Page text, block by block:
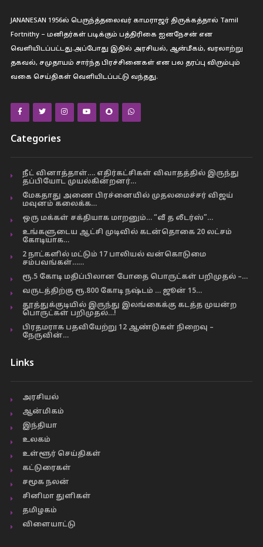
JANANESAN 1956ல் பெருந்த்தலைவர் காமராஜர் திருக்கத்தால் Tamil
Fortnithy – மனிதர்கள் படிக்கும் பத்திரிகை ஐனநேசன் என
வெளியிடப்பட்டது.அப்போது இதில் அரசியல், ஆன்மீகம், வரலாற்று
தகவல், சமுதாயம் சார்ந்த பிரச்சினைகள் என பல தரப்பு விரும்பும்
வகை செய்திகள் வெளியிடப்பட்டு வந்தது.
Categories
நீட் வினாத்தாள்…. எதிர்கட்சிகள் விவாதத்தில் இருந்து
தப்பியோட முயல்கின்றனர்…
மேகதாது அணை பிரச்னையில் முதலமைச்சர் விஜய்
மவுனம் கலைக்க…
ஒரு மக்கள் சக்தியாக மாறனும்… “வீ த லீடர்ஸ்”…
உங்களுடைய ஆட்சி முடிவில் கடன்தொகை 20 லட்சம்
கோடியாக…
2 நாட்களில் மட்டும் 17 பாலியல் வன்கொடுமை
சம்பவங்கள்……
ரூ.5 கோடி மதிப்பிலான போதை பொருட்கள் பறிமுதல் –…
வருடத்திற்கு ரூ.800 கோடி நஷ்டம் … ஜூன் 15…
தூத்துக்குடியில் இருந்து இலங்கைக்கு கடத்த முயன்ற
பொருட்கள் பறிமுதல்…!
பிரதமராக பதவியேற்று 12 ஆண்டுகள் நிறைவு –
நேருவின்…
Links
அரசியல்
ஆன்மிகம்
இந்தியா
உலகம்
உள்ளூர் செய்திகள்
கட்டுரைகள்
சமூக நலன்
சினிமா துளிகள்
தமிழகம்
விளையாட்டு